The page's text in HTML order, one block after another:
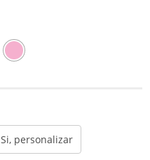
Si, personalizar